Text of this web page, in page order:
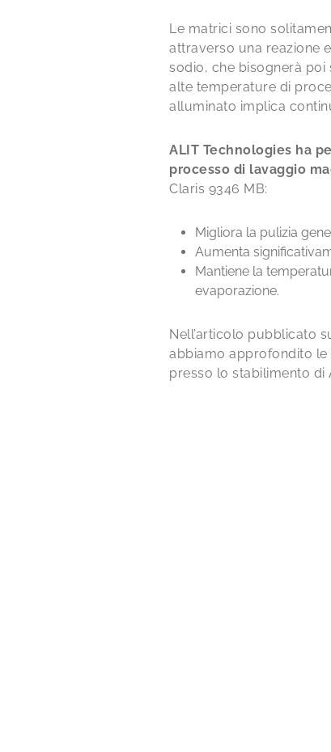
Le matrici sono
attraverso una reazione
sodio, che bisognerà
alte temperature di
alluminato implica
ALIT Technologies ha
processo di lavaggio
Claris 9346 MB:
Migliora la pulizia
Aumenta
Mantiene la
evaporazione.
Nell’articolo pubblicato
abbiamo approfondito le
presso lo stabilimento di